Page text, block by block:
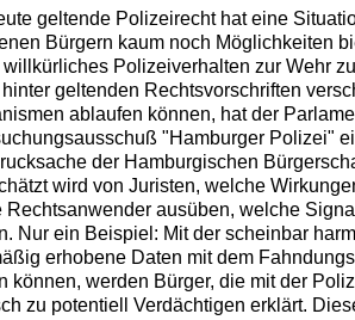
geltende Polizeirecht hat eine
Bürgern kaum noch Möglichkeiten
Polizeiverhalten zur Wehr
geltenden Rechtsvorschriften
ablaufen können, hat der
"Hamburger Polizei"
der Hamburgischen
wird von Juristen, welche
Rechtsanwender ausüben, welche
Nur ein Beispiel: Mit der scheinbar
erhobene Daten mit dem
können, werden Bürger, die mit der
zu potentiell Verdächtigen erklärt.